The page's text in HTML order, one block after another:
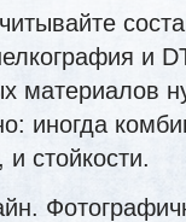
и
материалов
иногда
стойкости.